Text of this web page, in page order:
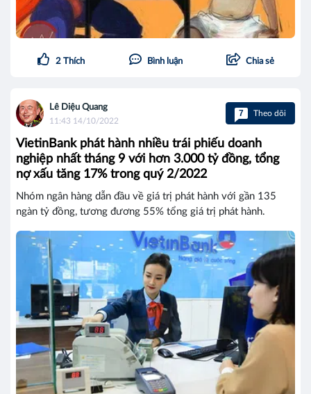
2 Thích Bình luận Chia sẻ
Lê Diệu Quang
11:43 14/10/2022
7 Theo dõi
VietinBank phát hành nhiều trái phiếu doanh
nghiệp nhất tháng 9 với hơn 3.000 tỷ đồng, tổng
nợ xấu tăng 17% trong quý 2/2022
Nhóm ngân hàng dẫn đầu về giá trị phát hành với gần 135
ngàn tỷ đồng, tương đương 55% tổng giá trị phát hành.